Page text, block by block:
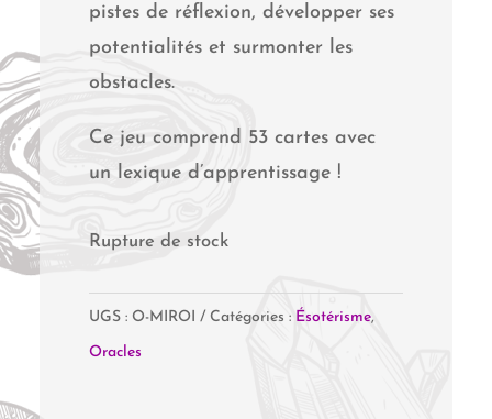
pistes de réflexion, développer ses
potentialités et surmonter les
obstacles.
Ce jeu comprend 53 cartes avec
un lexique d’apprentissage !
Rupture de stock
UGS : O-MIROI Catégories : Ésotérisme,
Oracles